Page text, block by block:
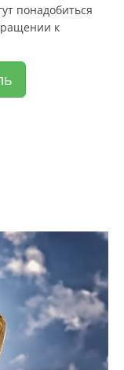
понадобиться
к